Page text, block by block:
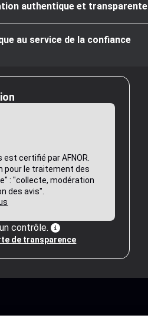
authentique et transparente
au service de la confiance
est certifié par AFNOR.
pour le traitement des
: "collecte, modération
des avis".
contrôle.
de transparence